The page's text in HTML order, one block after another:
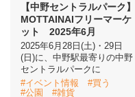
【中野セントラルパーク】
MOTTAINAIフリーマーケ
ット 2025年6月
2025年6月28日(土)・29日
(日)に、中野駅最寄りの中野
セントラルパークに
#イベント情報
#買う
#公園
#雑貨